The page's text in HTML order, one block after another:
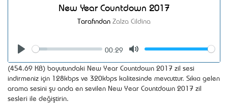
New Year Countdown 2017
Tarafından Zalza Cildina
Seek
00:29
Volume
(454.69 KB) boyutundaki New Year Countdown 2017 zil sesi
indirmeniz için 128kbps ve 320kbps kalitesinde mevcuttur. Sıkıcı gelen
arama sesini şu anda en sevilen New Year Countdown 2017 zil
sesleri ile değiştirin.